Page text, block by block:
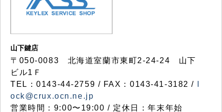
山下鍵店
〒050-0083 北海道室蘭市東町2-24-24 山下
ビル1Ｆ
TEL：0143-44-2759 / FAX：0143-41-3182 /
ock@crux.ocn.ne.jp
営業時間：9:00〜19:00 / 定休日：年末年始